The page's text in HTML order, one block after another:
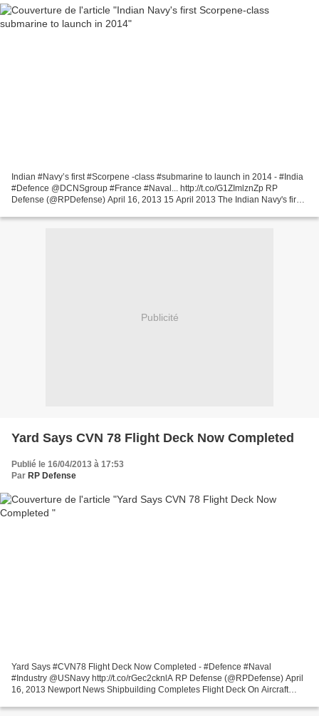
Indian #Navy’s first #Scorpene -class #submarine to launch in 2014 - #India
#Defence @DCNSgroup #France #Naval... http://t.co/G1ZImlznZp RP
Defense (@RPDefense) April 16, 2013 15 April 2013 The Indian Navy's first
Publicité
Yard Says CVN 78 Flight Deck Now Completed
Publié le 16/04/2013 à 17:53
Par RP Defense
Yard Says #CVN78 Flight Deck Now Completed - #Defence #Naval
#Industry @USNavy http://t.co/rGec2cknlA RP Defense (@RPDefense) April
16, 2013 Newport News Shipbuilding Completes Flight Deck On Aircraft